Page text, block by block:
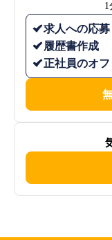
1
求人への応募
履歴書作成
正社員のオ